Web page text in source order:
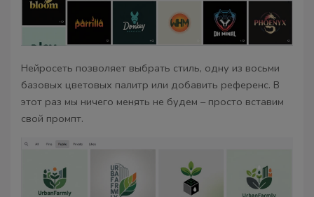
Нейросеть позволяет выбрать стиль, одну из восьми
базовых цветовых палитр или добавить референс. В
этот раз мы ничего менять не будем – просто вставим
свой промпт.